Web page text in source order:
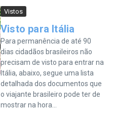
Vistos
Visto para Itália
Para permanência de até 90
dias cidadãos brasileiros não
precisam de visto para entrar na
Itália, abaixo, segue uma lista
detalhada dos documentos que
o viajante brasileiro pode ter de
mostrar na hora...